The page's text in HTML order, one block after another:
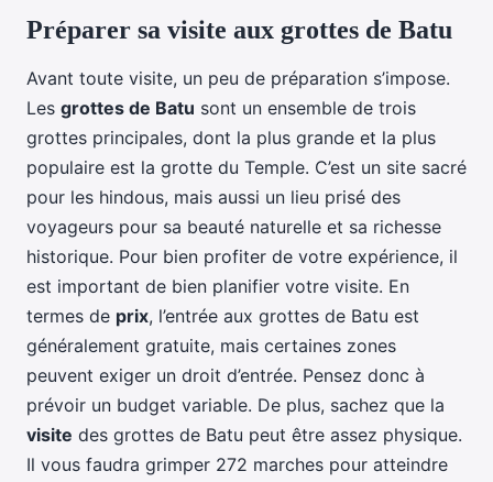
Préparer sa visite aux grottes de Batu
Avant toute visite, un peu de préparation s’impose.
Les grottes de Batu sont un ensemble de trois
grottes principales, dont la plus grande et la plus
populaire est la grotte du Temple. C’est un site sacré
pour les hindous, mais aussi un lieu prisé des
voyageurs pour sa beauté naturelle et sa richesse
historique. Pour bien profiter de votre expérience, il
est important de bien planifier votre visite. En
termes de prix, l’entrée aux grottes de Batu est
généralement gratuite, mais certaines zones
peuvent exiger un droit d’entrée. Pensez donc à
prévoir un budget variable. De plus, sachez que la
visite des grottes de Batu peut être assez physique.
Il vous faudra grimper 272 marches pour atteindre